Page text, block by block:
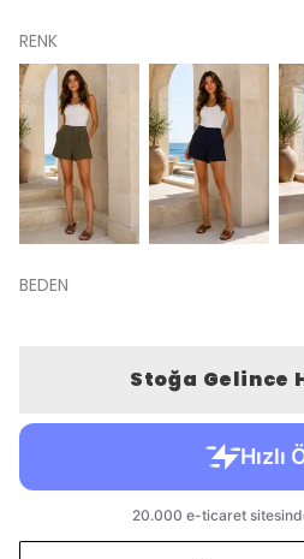
RENK
BEDEN
Stoğa Gelince